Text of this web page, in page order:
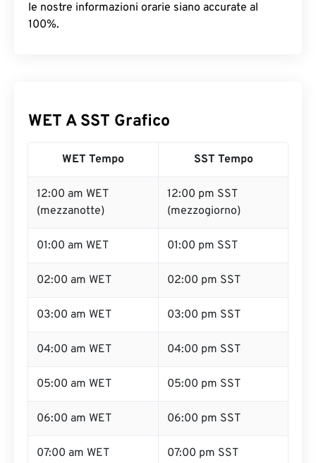
le nostre informazioni orarie siano accurate al
100%.
WET A SST Grafico
WET Tempo SST Tempo
12:00 am WET
(mezzanotte)
12:00 pm SST
(mezzogiorno)
01:00 am WET 01:00 pm SST
02:00 am WET 02:00 pm SST
03:00 am WET 03:00 pm SST
04:00 am WET 04:00 pm SST
05:00 am WET 05:00 pm SST
06:00 am WET 06:00 pm SST
07:00 am WET 07:00 pm SST